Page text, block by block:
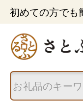
初めての方でも